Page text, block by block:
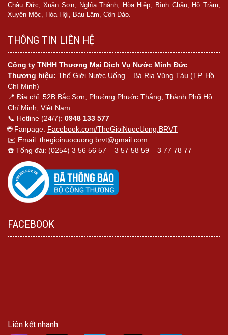
Châu Đức, Xuân Sơn, Nghĩa Thành, Hòa Hiệp, Bình Châu, Hồ Tràm,
Xuyên Mộc, Hòa Hội, Bàu Lâm, Côn Đảo.
THÔNG TIN LIÊN HỆ
Công ty TNHH Thương Mại Dịch Vụ Nước Minh Đức
Thương hiệu: Thế Giới Nước Uống – Bà Rịa Vũng Tàu (TP. Hồ
Chí Minh)
📍 Địa chỉ: 52B Bắc Sơn, Phường Phước Thắng, Thành Phố Hồ
Chí Minh, Việt Nam
📞 Hotline (24/7): 0948 133 577
🌐 Fanpage: Facebook.com/TheGioiNuocUong.BRVT
✉️ Email: thegioinuocuong.brvt@gmail.com
☎️ Tổng đài: (0254) 3 56 56 57 – 3 57 58 59 – 3 77 78 77
FACEBOOK
Liên kết nhanh: